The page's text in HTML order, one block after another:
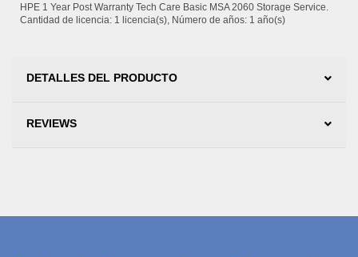
HPE 1 Year Post Warranty Tech Care Basic MSA 2060 Storage Service.
Cantidad de licencia: 1 licencia(s), Número de años: 1 año(s)
DETALLES DEL PRODUCTO
REVIEWS